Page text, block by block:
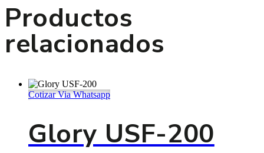
Productos
relacionados
Cotizar Via Whatsapp
Glory USF-200